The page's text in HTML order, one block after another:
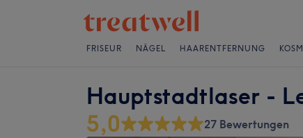
FRISEUR NÄGEL HAARENTFERNUNG
Hauptstadtlaser -
5,0 27 Bewertungen